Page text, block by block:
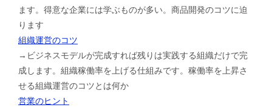
ます。得意な企業には学ぶものが多い。商品開発のコツに迫
ります
組織運営のコツ
→ビジネスモデルが完成すれば残りは実践する組織だけで完
成します。組織稼働率を上げる仕組みです。稼働率を上昇さ
せる組織運営のコツとは何か
営業のヒント